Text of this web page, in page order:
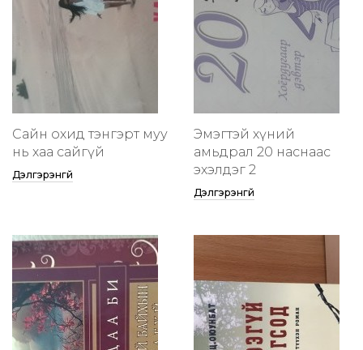
Сайн охид тэнгэрт муу
нь хаа сайгүй
Дэлгэрэнгүй
Эмэгтэй хүний
амьдрал 20 наснаас
эхэлдэг 2
Дэлгэрэнгүй